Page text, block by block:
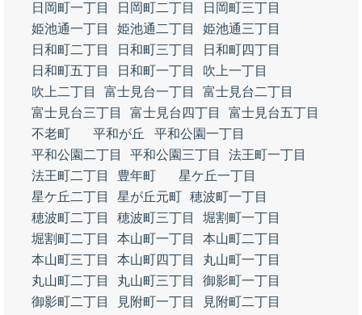
日岡町一丁目
日岡町二丁目
日岡町三丁目
姫池通一丁目
姫池通二丁目
姫池通三丁目
日和町二丁目
日和町三丁目
日和町四丁目
日和町五丁目
日和町一丁目
吹上一丁目
吹上二丁目
富士見台一丁目
富士見台二丁目
富士見台三丁目
富士見台四丁目
富士見台五丁目
不老町
平和が丘
平和公園一丁目
平和公園二丁目
平和公園三丁目
法王町一丁目
法王町二丁目
豊年町
星ケ丘一丁目
星ケ丘二丁目
星が丘元町 穂波町一丁目
穂波町二丁目
穂波町三丁目
堀割町一丁目
堀割町二丁目
本山町一丁目
本山町二丁目
本山町三丁目
本山町四丁目
丸山町一丁目
丸山町二丁目
丸山町三丁目
御影町一丁目
御影町二丁目
見附町一丁目
見附町二丁目